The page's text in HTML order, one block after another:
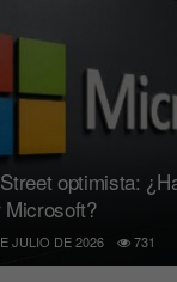
optimista:
Microsoft?
JULIO DE 2026 731